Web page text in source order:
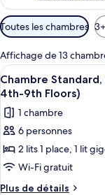
Filtres
disponibles
pour
les
chambres
Toutes les chambres
Affichage de 13
Afficher
toutes
les
photos
pour
ce
type
de
8
Chambre
4th-9th Floors)
1 chambre
6 personnes
2 lits 1 place, 1 lit
Wi-Fi gratuit
Plus de détails
Plus